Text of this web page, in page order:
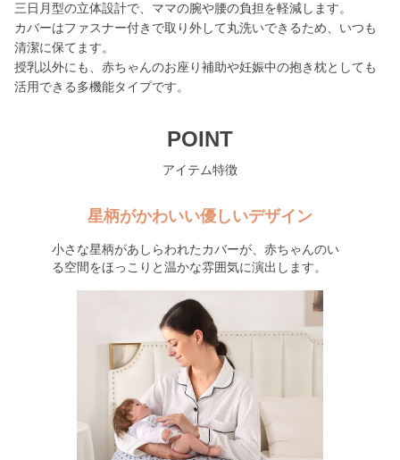
三日月型の立体設計で、ママの腕や腰の負担を軽減します。
カバーはファスナー付きで取り外して丸洗いできるため、いつも
清潔に保てます。
授乳以外にも、赤ちゃんのお座り補助や妊娠中の抱き枕としても
活用できる多機能タイプです。
POINT
アイテム特徴
星柄がかわいい優しいデザイン
小さな星柄があしらわれたカバーが、赤ちゃんのい
る空間をほっこりと温かな雰囲気に演出します。